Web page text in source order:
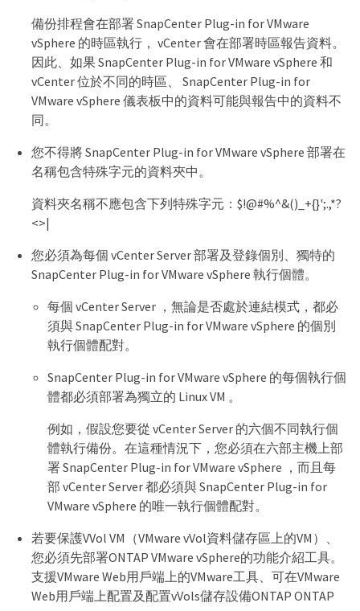
備份排程會在部署 SnapCenter Plug-in for VMware
vSphere 的時區執行， vCenter 會在部署時區報告資料。
因此、如果 SnapCenter Plug-in for VMware vSphere 和
vCenter 位於不同的時區、 SnapCenter Plug-in for
VMware vSphere 儀表板中的資料可能與報告中的資料不
同。
您不得將 SnapCenter Plug-in for VMware vSphere 部署在
名稱包含特殊字元的資料夾中。
資料夾名稱不應包含下列特殊字元：$!@#%^&()_+{}';.,*?
<>|
您必須為每個 vCenter Server 部署及登錄個別、獨特的
SnapCenter Plug-in for VMware vSphere 執行個體。
每個 vCenter Server ，無論是否處於連結模式，都必
須與 SnapCenter Plug-in for VMware vSphere 的個別
執行個體配對。
SnapCenter Plug-in for VMware vSphere 的每個執行個
體都必須部署為獨立的 Linux VM 。
例如，假設您要從 vCenter Server 的六個不同執行個
體執行備份。在這種情況下，您必須在六部主機上部
署 SnapCenter Plug-in for VMware vSphere ，而且每
部 vCenter Server 都必須與 SnapCenter Plug-in for
VMware vSphere 的唯一執行個體配對。
若要保護VVol VM（VMware vVol資料儲存區上的VM）、
您必須先部署ONTAP VMware vSphere的功能介紹工具。
支援VMware Web用戶端上的VMware工具、可在VMware
Web用戶端上配置及配置vVols儲存設備ONTAP ONTAP